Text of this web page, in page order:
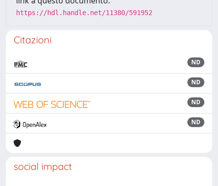
https://hdl.handle.net/11380/591952
Citazioni
ND
ND
ND
ND
social impact